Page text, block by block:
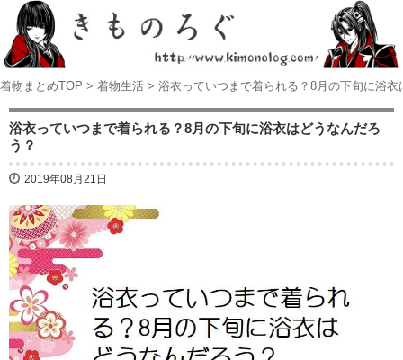
着物まとめTOP > 着物生活 > 浴衣っていつまで着られる？8月の下旬に浴衣
浴衣っていつまで着られる？8月の下旬に浴衣はどうなんだろ
う？
2019年08月21日